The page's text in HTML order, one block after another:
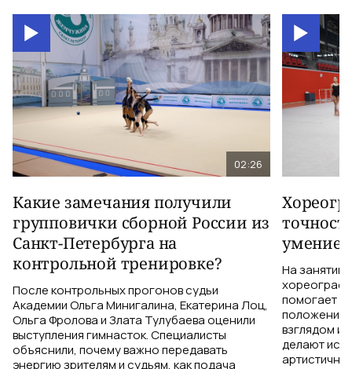
02:26
Какие замечания получили
групповички сборной России из
Санкт-Петербурга на
контрольной тренировке?
После контрольных прогонов судьи
Академии Ольга Минигалина, Екатерина Лоц,
Ольга Фролова и Злата Тулубаева оценили
выступления гимнасток. Специалисты
объяснили, почему важно передавать
энергию зрителям и судьям, как подача
умение
На занятии
хореограф
помогает
взглядом и
делают